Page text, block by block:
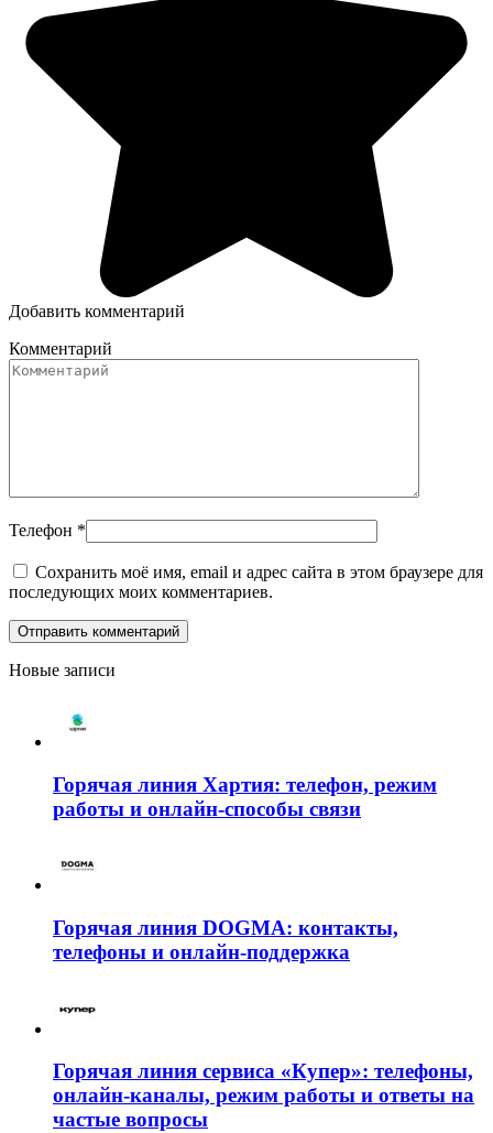
Добавить комментарий
Комментарий
Телефон *
Сохранить моё имя, email и адрес сайта в этом браузере для
последующих моих комментариев.
Новые записи
Горячая линия Хартия: телефон, режим
работы и онлайн-способы связи
Горячая линия DOGMA: контакты,
телефоны и онлайн-поддержка
Горячая линия сервиса «Купер»: телефоны,
онлайн-каналы, режим работы и ответы на
частые вопросы